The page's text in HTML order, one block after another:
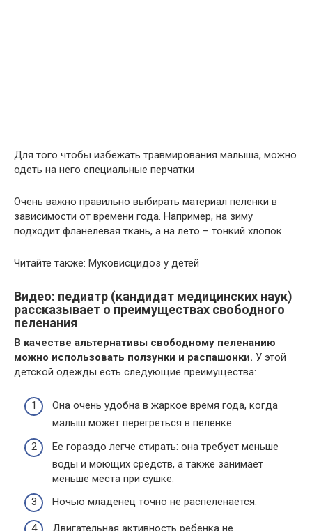
Для того чтобы избежать травмирования малыша, можно
одеть на него специальные перчатки
Очень важно правильно выбирать материал пеленки в
зависимости от времени года. Например, на зиму
подходит фланелевая ткань, а на лето – тонкий хлопок.
Читайте также: Муковисцидоз у детей
Видео: педиатр (кандидат медицинских наук)
рассказывает о преимуществах свободного
пеленания
В качестве альтернативы свободному пеленанию
можно использовать ползунки и распашонки. У этой
детской одежды есть следующие преимущества:
Она очень удобна в жаркое время года, когда
малыш может перегреться в пеленке.
Ее гораздо легче стирать: она требует меньше
воды и моющих средств, а также занимает
меньше места при сушке.
Ночью младенец точно не распеленается.
Двигательная активность ребенка не